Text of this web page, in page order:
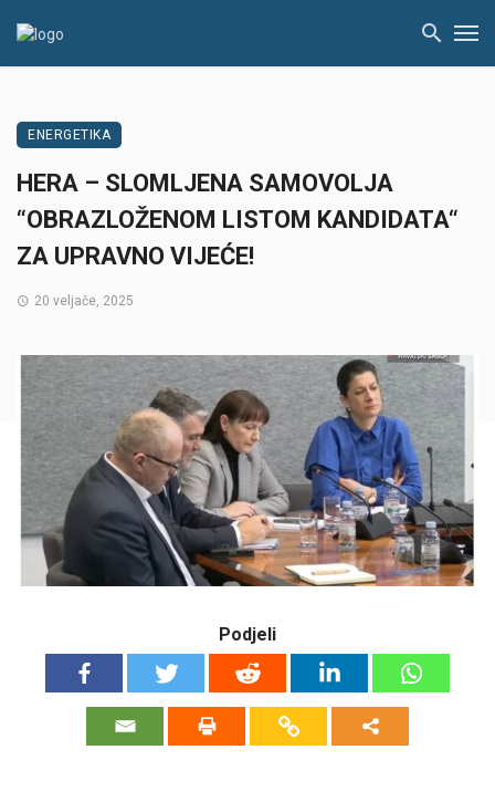
ENERGETIKA
HERA – SLOMLJENA SAMOVOLJA
“OBRAZLOŽENOM LISTOM KANDIDATA“
ZA UPRAVNO VIJEĆE!
20 veljače, 2025
Podjeli